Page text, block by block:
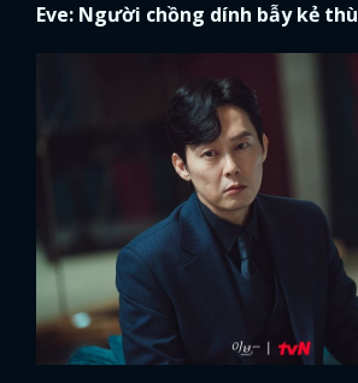
Eve: Người chồng dính bẫy kẻ thù